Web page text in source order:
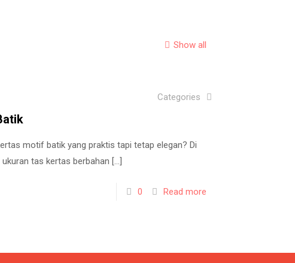
Show all
Categories
motif batik yang praktis tapi tetap elegan? Di
tas kertas berbahan […]
0 Read more